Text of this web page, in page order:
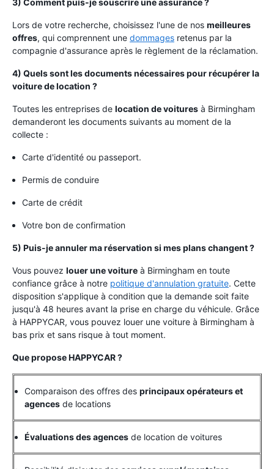
3) Comment puis-je souscrire une assurance ?
Lors de votre recherche, choisissez l'une de nos meilleures
offres, qui comprennent une dommages retenus par la
compagnie d'assurance après le règlement de la réclamation.
4) Quels sont les documents nécessaires pour récupérer la
voiture de location ?
Toutes les entreprises de location de voitures à Birmingham
demanderont les documents suivants au moment de la
collecte :
Carte d'identité ou passeport.
Permis de conduire
Carte de crédit
Votre bon de confirmation
5) Puis-je annuler ma réservation si mes plans changent ?
Vous pouvez louer une voiture à Birmingham en toute
confiance grâce à notre politique d'annulation gratuite. Cette
disposition s'applique à condition que la demande soit faite
jusqu'à 48 heures avant la prise en charge du véhicule. Grâce
à HAPPYCAR, vous pouvez louer une voiture à Birmingham à
bas prix et sans risque à tout moment.
Que propose HAPPYCAR ?
Comparaison des offres des principaux opérateurs et
agences de locations
Évaluations des agences de location de voitures